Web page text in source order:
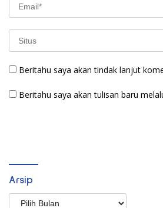
Beritahu saya akan tindak lanjut
Beritahu saya akan tulisan baru
Arsip
Arsip